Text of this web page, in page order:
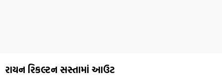
રાયન રિકલ્ટન સસ્તામાં આઉટ